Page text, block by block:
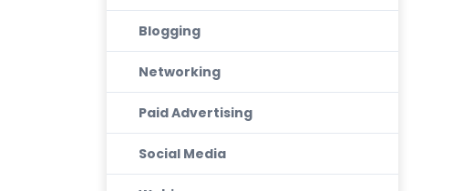
Blogging
Networking
Paid Advertising
Social Media